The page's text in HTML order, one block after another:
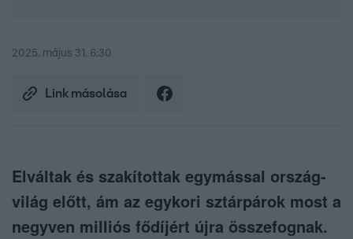
2025. május 31. 6:30
Link másolása
Elváltak és szakítottak egymással ország-
világ előtt, ám az egykori sztárpárok most a
negyven milliós fődíjért újra összefognak.